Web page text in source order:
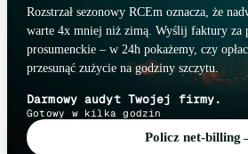
Rozstrzał sezonowy RCEm oznacza, że
warte 4x mniej niż zimą. Wyślij faktury za
prosumenckie – w 24h pokażemy, czy
przesunąć zużycie na godziny szczytu.
Policz net-billing
Darmowy audyt Twojej firmy.
Gotowy w kilka godzin